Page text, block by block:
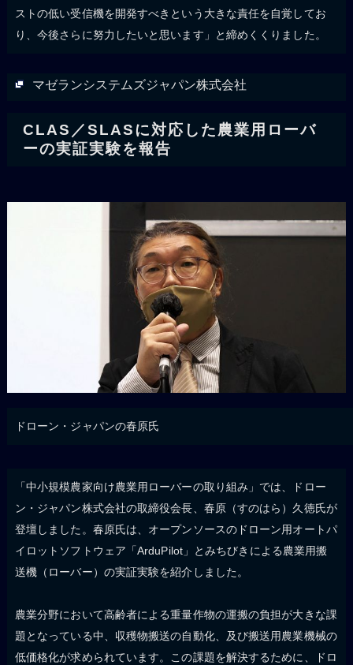
ストの低い受信機を開発すべきという大きな責任を自覚してお
り、今後さらに努力したいと思います」と締めくくりました。
マゼランシステムズジャパン株式会社
CLAS／SLASに対応した農業用ローバ
ーの実証実験を報告
ドローン・ジャパンの春原氏
「中小規模農家向け農業用ローバーの取り組み」では、ドロー
ン・ジャパン株式会社の取締役会長、春原（すのはら）久徳氏が
登壇しました。春原氏は、オープンソースのドローン用オートパ
イロットソフトウェア「ArduPilot」とみちびきによる農業用搬
送機（ローバー）の実証実験を紹介しました。
農業分野において高齢者による重量作物の運搬の負担が大きな課
題となっている中、収穫物搬送の自動化、及び搬送用農業機械の
低価格化が求められています。この課題を解決するために、ドロ